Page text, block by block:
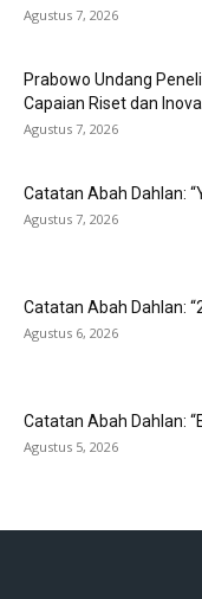
Agustus 7, 2026
Prabowo Undang
Capaian Riset dan
Agustus 7, 2026
Catatan Abah Dahlan:
Agustus 7, 2026
Catatan Abah Dahlan:
Agustus 6, 2026
Catatan Abah Dahlan:
Agustus 5, 2026